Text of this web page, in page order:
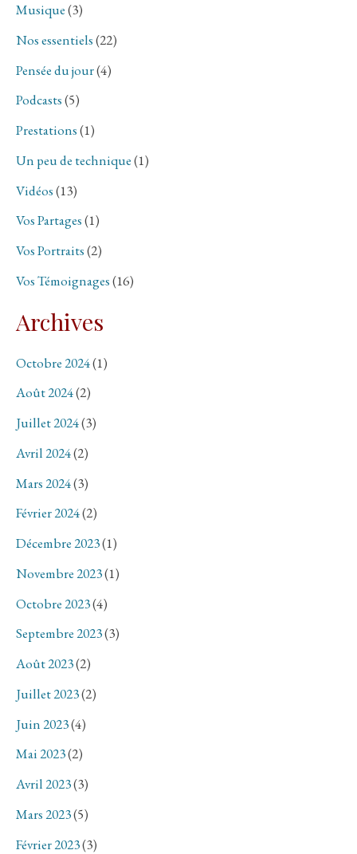
Musique(3)
Nos essentiels(22)
Pensée du jour(4)
Podcasts(5)
Prestations(1)
Un peu de technique(1)
Vidéos(13)
Vos Partages(1)
Vos Portraits(2)
Vos Témoignages(16)
Archives
Octobre 2024(1)
Août 2024(2)
Juillet 2024(3)
Avril 2024(2)
Mars 2024(3)
Février 2024(2)
Décembre 2023(1)
Novembre 2023(1)
Octobre 2023(4)
Septembre 2023(3)
Août 2023(2)
Juillet 2023(2)
Juin 2023(4)
Mai 2023(2)
Avril 2023(3)
Mars 2023(5)
Février 2023(3)